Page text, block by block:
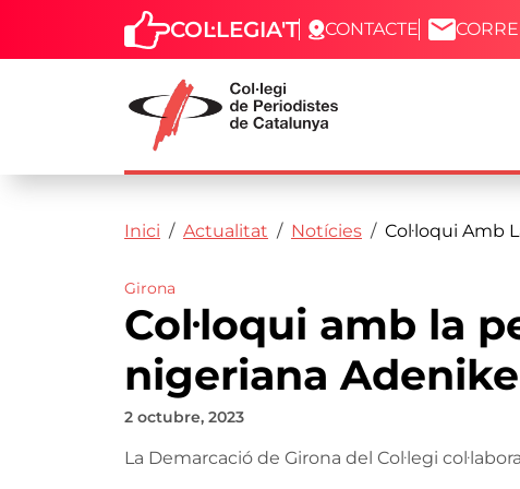
Vés al contingut
Capçalera
COL·LEGIA'T CONTACTE
Fil d'ariadna
Inici Actualitat Notícies Col·loqui Amb
Girona
Col·loqui amb la
nigeriana
2 octubre, 2023
La Demarcació de Girona del Col·legi